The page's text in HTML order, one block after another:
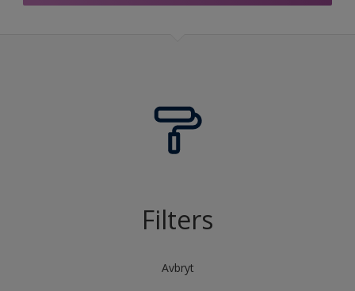
Colour Futures 2024 - Nordsjö Sweet Embrace™
Filters
Avbryt